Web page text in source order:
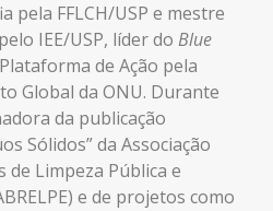
pela FFLCH/USP e mestre
IEE/USP, líder do Blue
Plataforma de Ação pela
Global da ONU. Durante
da publicação
Sólidos” da Associação
de Limpeza Pública e
e de projetos como